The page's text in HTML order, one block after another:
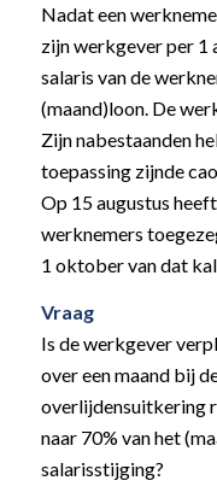
Nadat een
zijn werkgever per 1
salaris van de
(maand)loon. De
Zijn nabestaanden
toepassing zijnde
Op 15 augustus
werknemers
1 oktober van dat
Vraag
Is de werkgever
over een maand bij
overlijdensuitkering
naar 70% van het
salarisstijging?